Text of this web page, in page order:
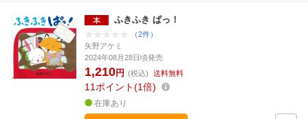
ふきふき ぱっ！
（2件）
矢野アケミ
2024年08月28日頃発売
1,210円 (税込) 送料無料
11 ポイント 1倍
在庫あり